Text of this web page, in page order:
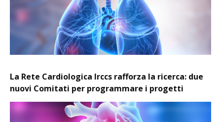
La Rete Cardiologica Irccs rafforza la ricerca: due
nuovi Comitati per programmare i progetti